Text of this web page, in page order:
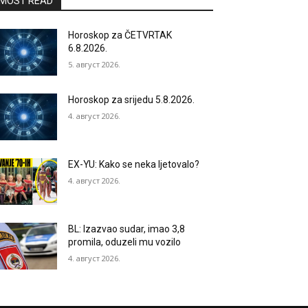
Horoskop za ČETVRTAK
6.8.2026.
5. август 2026.
Horoskop za srijedu 5.8.2026.
4. август 2026.
EX-YU: Kako se neka ljetovalo?
4. август 2026.
BL: Izazvao sudar, imao 3,8
promila, oduzeli mu vozilo
4. август 2026.